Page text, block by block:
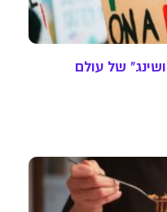
של עולם